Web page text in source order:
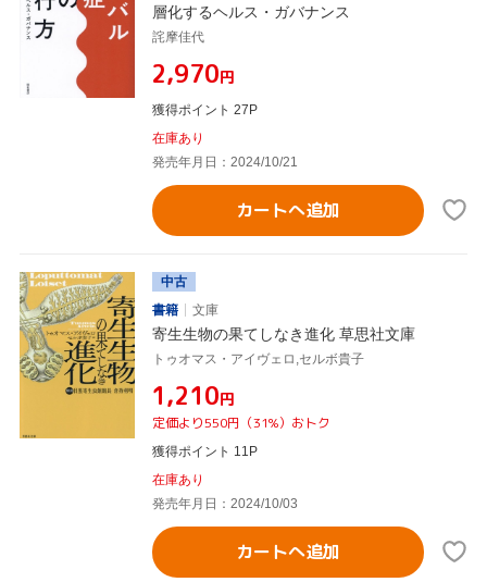
層化するヘルス・ガバナンス
詫摩佳代
¥2,970円
獲得ポイント 27P
在庫あり
発売年月日：2024/10/21
カートへ追加
中古
書籍
文庫
寄生生物の果てしなき進化 草思社文庫
トゥオマス・アイヴェロ,セルボ貴子
¥1,210円
定価より550円（31%）おトク
獲得ポイント 11P
在庫あり
発売年月日：2024/10/03
カートへ追加